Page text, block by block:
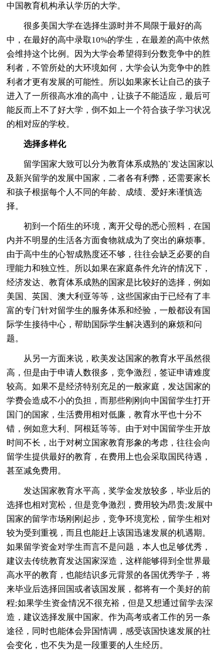
中国教育机构承认学历的大学。
很多美国大学在选择生源时并不局限于最好的高
中，在最好的高中录取10%的学生，在最差的高中依然
会维持这个比例。因为大学会希望得到分数竞争中的胜
利者，不管所处的大环境如何，大学会认为竞争中的胜
利者才更有发展的可能性。所以如果家长让自己的孩子
进入了一所很高水准的高中，让孩子不能适应，最后可
能反而上不了好大学，倒不如上一个符合孩子学习状况
的相对应的学校。
选择多样化
留学国家大致可以分为教育体系成熟的`发达国家以
及新兴留学的发展中国家，二者各有利弊，还需要家长
和孩子根据每个人不同的年龄、成绩、爱好来谨慎选
择。
初到一个陌生的环境，离开父母的悉心照料，在国
内并不明显的生活各方面食物就成为了突出的麻烦事。
由于高中生的心智成熟度还不够，往往会缺乏必要的自
理能力和独立性。所以如果在家庭条件允许的情况下，
经济发达、教育体系成熟的国家是比较好的选择，例如
美国、英国、澳大利亚等等，这些国家由于已经有了丰
富的专门针对留学生的服务体系和经验，一般都设有国
际学生接待中心，帮助国际学生解决遇到的麻烦和问
题。
从另一方面来说，欧美发达国家的教育水平虽然很
高，但是由于申请人数很多，竞争激烈，签证申请难度
较高。如果不是经济特别充足的一般家庭，发达国家的
学费会造成不小的负担，而那些刚刚向中国留学生打开
国门的国家，生活费用相对低廉，教育水平也十分不
错，例如意大利、阿根廷等等。由于对中国留学生开放
时间不长，出于对树立国家教育形象的考虑，往往会向
留学生提供最好的教育，在费用上也会采取国民待遇，
甚至减免费用。
发达国家教育水平高，奖学金发放较多，毕业后的
选择也相对宽松，但是竞争激烈，费用较为昂贵;发展中
国家的留学市场刚刚起步，竞争环境宽松，留学生相对
较为受到重视，而且也能赶上该国迅速发展的机遇期。
如果留学资金对学生而言不是问题，本人也足够优秀，
建议去传统教育发达国家深造，这样能够得到全世界最
高水平的教育，也能结识多元背景的各国优秀学子，将
来毕业后选择回国或者该国发展，都将有一个美好的前
程;如果学生资金情况不很充裕，但是又想通过留学去深
造，建议选择发展中国家。作为高考或者工作的另一条
途径，同时也能体会异国情调，感受该国快速发展的社
会变化，也不失为是一段重要的人生经历。